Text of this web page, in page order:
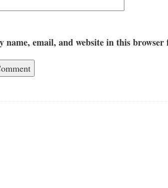
name, email, and website in this